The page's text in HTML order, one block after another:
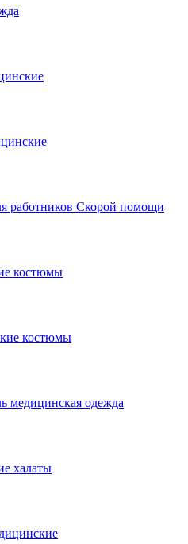
работников Скорой помощи
костюмы
костюмы
медицинская одежда
халаты